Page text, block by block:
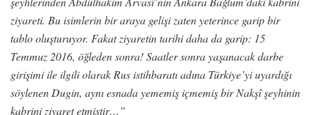
ziyareti. Bu isimlerin bir araya gelişi zaten yeterince garip bir
tablo oluşturuyor. Fakat ziyaretin tarihi daha da garip: 15
Temmuz 2016, öğleden sonra! Saatler sonra yaşanacak darbe
girişimi ile ilgili olarak Rus istihbaratı adına Türkiye’yi uyardığı
söylenen Dugin, aynı esnada yememiş içmemiş bir Nakşî şeyhinin
kabrini ziyaret etmiştir…”